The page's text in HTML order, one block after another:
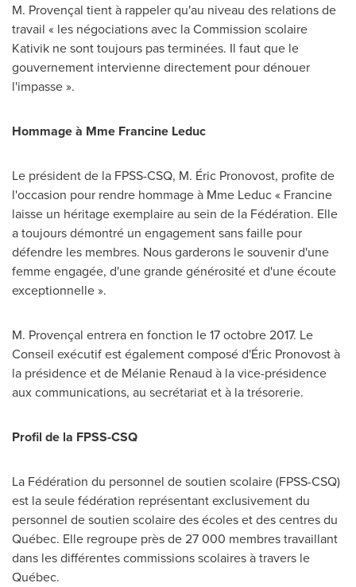
M. Provençal tient à rappeler qu'au niveau des relations de
travail « les négociations avec la Commission scolaire
Kativik ne sont toujours pas terminées. Il faut que le
gouvernement intervienne directement pour dénouer
l'impasse ».
Hommage à Mme Francine Leduc
Le président de la FPSS-CSQ, M. Éric Pronovost, profite de
l'occasion pour rendre hommage à Mme Leduc« Francine
laisse un héritage exemplaire au sein de la Fédération. Elle
a toujours démontré un engagement sans faille pour
défendre les membres. Nous garderons le souvenir d'une
femme engagée, d'une grande générosité et d'une écoute
exceptionnelle ».
M. Provençal entrera en fonction le 17 octobre 2017. Le
Conseil exécutif est également composé d'Éric Pronovost à
la présidence et de Mélanie Renaud à la vice-présidence
aux communications, au secrétariat et à la trésorerie.
Profil de la FPSS-CSQ
La Fédération du personnel de soutien scolaire (FPSS-CSQ)
est la seule fédération représentant exclusivement du
personnel de soutien scolaire des écoles et des centres du
Québec. Elle regroupe près de 27 000 membres travaillant
dans les différentes commissions scolaires à travers le
Québec.